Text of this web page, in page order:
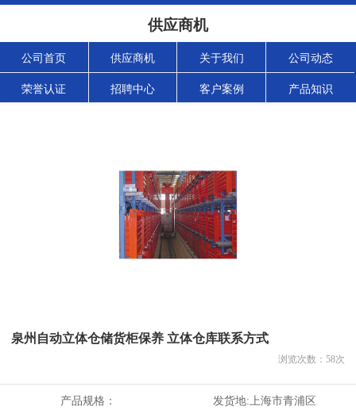
供应商机
公司首页 供应商机 关于我们 公司动态
荣誉认证 招聘中心 客户案例 产品知识
泉州自动立体仓储货柜保养 立体仓库联系方式
浏览次数： 58次
产品规格： 发货地: 上海市青浦区